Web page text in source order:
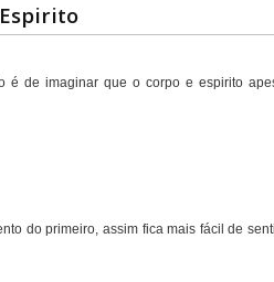
é de imaginar que o corpo e espirito
do primeiro, assim fica mais fácil de